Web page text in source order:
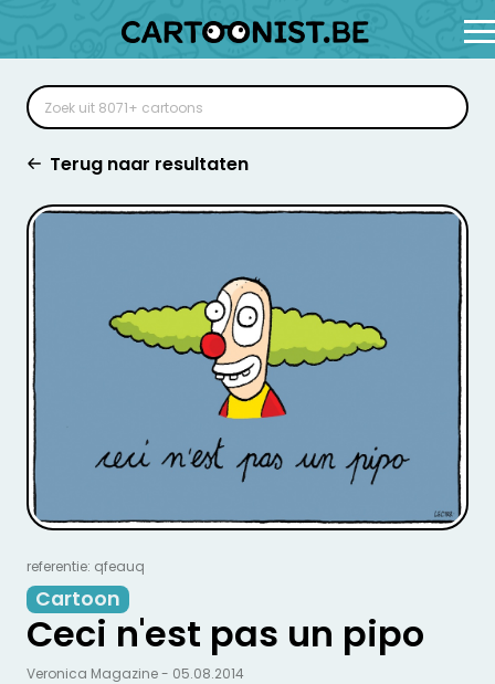
Terug naar resultaten
referentie: qfeauq
Cartoon
Ceci n'est pas un pipo
Veronica Magazine - 05.08.2014